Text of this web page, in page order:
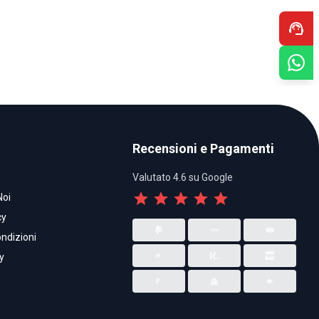
Recensioni e Pagamenti
Valutato 4.6 su Google
star star star star star
support_agent